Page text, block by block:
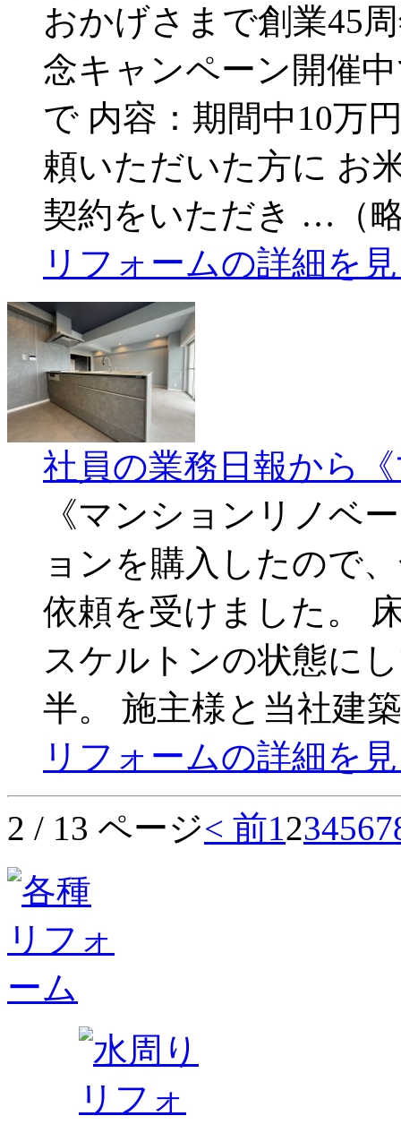
おかげさまで創業45
念キャンペーン開催
で 内容：期間中10万
頼いただいた方に お
契約をいただき …（
リフォームの詳細を
社員の業務日報から
《マンションリノベ
ョンを購入したので
依頼を受けました。
スケルトンの状態に
半。 施主様と当社建
リフォームの詳細を
2 / 13 ページ< 前1234567